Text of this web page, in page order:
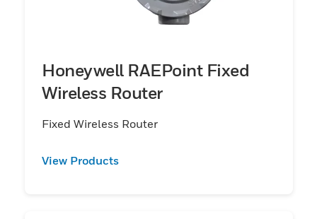
Honeywell RAEPoint Fixed
Wireless Router
Fixed Wireless Router
View Products